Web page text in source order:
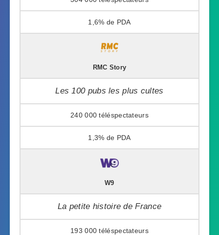
1,6%
RMC Story
Les 100 pubs les plus cultes
240 000
1,3%
W9
La petite histoire de France
193 000